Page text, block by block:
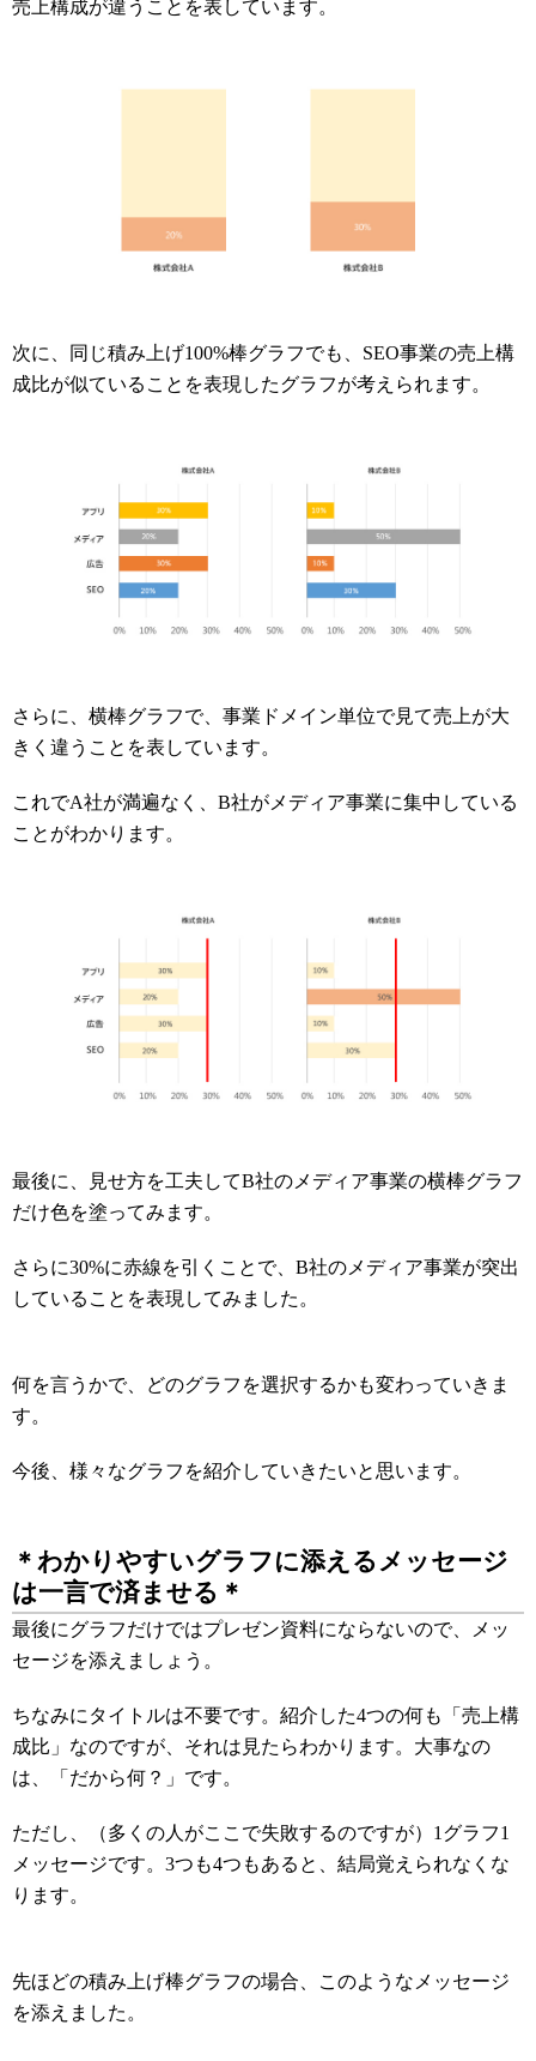
売上構成が違うことを表しています。
次に、同じ積み上げ100%棒グラフでも、SEO事業の売上構
成比が似ていることを表現したグラフが考えられます。
さらに、横棒グラフで、事業ドメイン単位で見て売上が大
きく違うことを表しています。
これでA社が満遍なく、B社がメディア事業に集中している
ことがわかります。
最後に、見せ方を工夫してB社のメディア事業の横棒グラフ
だけ色を塗ってみます。
さらに30%に赤線を引くことで、B社のメディア事業が突出
していることを表現してみました。
何を言うかで、どのグラフを選択するかも変わっていきま
す。
今後、様々なグラフを紹介していきたいと思います。
＊わかりやすいグラフに添えるメッセージ
は一言で済ませる＊
最後にグラフだけではプレゼン資料にならないので、メッ
セージを添えましょう。
ちなみにタイトルは不要です。紹介した4つの何も「売上構
成比」なのですが、それは見たらわかります。大事なの
は、「だから何？」です。
ただし、（多くの人がここで失敗するのですが）1グラフ1
メッセージです。3つも4つもあると、結局覚えられなくな
ります。
先ほどの積み上げ棒グラフの場合、このようなメッセージ
を添えました。